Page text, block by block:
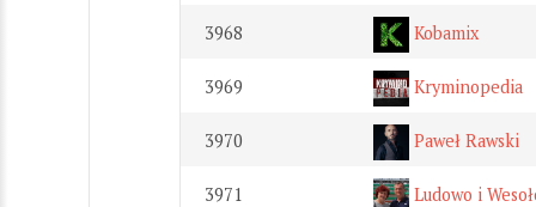
3968 Kobamix
3969 Kryminopedia
3970 Paweł Rawski
3971 Ludowo i